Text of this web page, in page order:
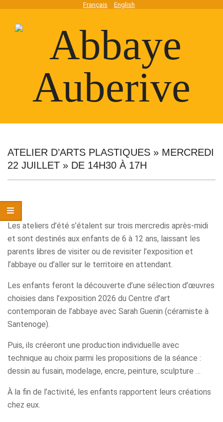
content
Français English
Abbaye
Auberive
MenuATELIER D’ARTS PLASTIQUES » MERCREDI
22 JUILLET » DE 14H30 À 17H
Les ateliers d’été s’étalent sur trois mercredis après-midi
et sont destinés aux enfants de 6 à 12 ans, laissant les
parents libres de visiter ou de revisiter l’exposition et
l’abbaye ou d’aller sur le territoire en attendant.
Les enfants feront la découverte d’une sélection d’œuvres
choisies dans l’exposition 2026 du Centre d’art
contemporain de l’abbaye avec Sarah Guenin (céramiste à
Santenoge).
Puis, ils créeront une production individuelle avec
technique au choix parmi les propositions de la séance :
dessin au fusain, modelage, encre, peinture, sculpture …
À la fin de l’activité, les enfants rapportent leurs créations
chez eux.